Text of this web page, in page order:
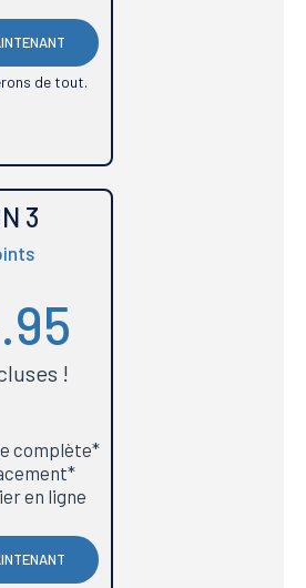
de tout.
3
!
complète*
en ligne